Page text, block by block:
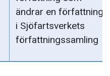
ändrar en författning
i Sjöfartsverkets
författningssamling